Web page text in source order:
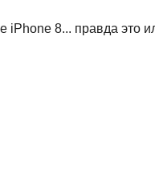
iPhone 8... правда это